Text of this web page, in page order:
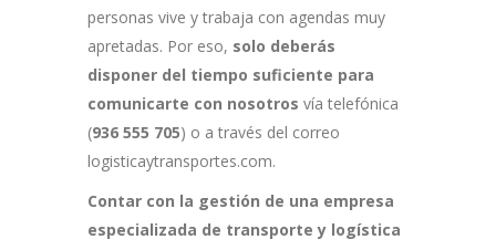
personas vive y trabaja con agendas muy
apretadas. Por eso, solo deberás
disponer del tiempo suficiente para
comunicarte con nosotros vía telefónica
(936 555 705) o a través del correo
logisticaytransportes.com.
Contar con la gestión de una empresa
especializada de transporte y logística